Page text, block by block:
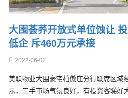
大围荟荞开放式单位蚀让
低企 斥460万元承接
2022-06-02
美联物业大围豪宅柏傲庄分行联席区域
示，二手市场气氛良好，有投资客睇好